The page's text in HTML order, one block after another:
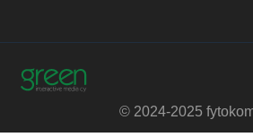
© 2024-2025